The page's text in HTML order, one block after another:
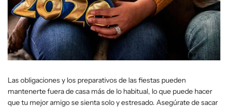
Las obligaciones y los preparativos de las fiestas pueden
mantenerte fuera de casa más de lo habitual, lo que puede hacer
que tu mejor amigo se sienta solo y estresado. Asegúrate de sacar